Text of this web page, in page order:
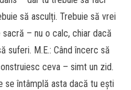
să asculți. Trebuie să vrei
– nu o calc, chiar dacă
suferi. M.E.: Când încerc să
ceva – simt un zid.
se întâmplă asta dacă tu ești